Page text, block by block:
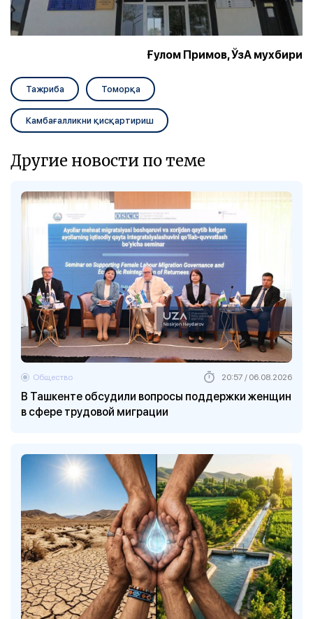
Ғулом Примов, ЎзА мухбири
Тажриба Томорқа
Камбағалликни қисқартириш
Другие новости по теме
В Ташкенте обсудили вопросы поддержки женщин
в сфере трудовой миграции
Общество 20:57 / 06.08.2026